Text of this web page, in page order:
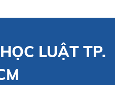
LUẬT TP.